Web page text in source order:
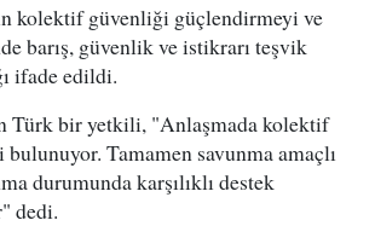
kolektif güvenliği güçlendirmeyi ve
barış, güvenlik ve istikrarı teşvik
ifade edildi.
Türk bir yetkili, "Anlaşmada kolektif
bulunuyor. Tamamen savunma amaçlı
durumunda karşılıklı destek
dedi.